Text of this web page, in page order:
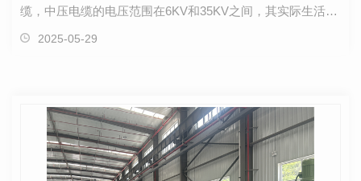
缆，中压电缆的电压范围在6KV和35KV之间，其实际生活生
产应用的领域有石化，运输，废水处理，食品加工等等…
2025-05-29